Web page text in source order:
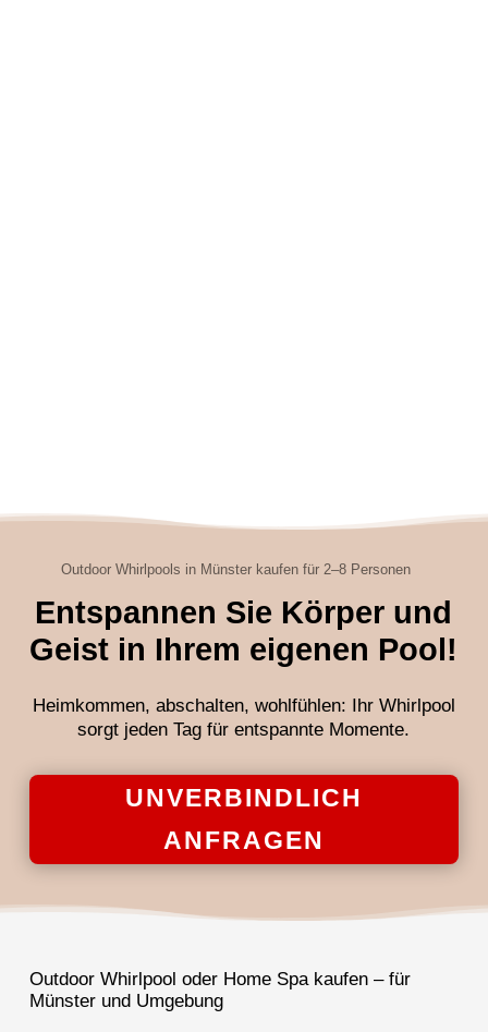
Outdoor Whirlpools in Münster kaufen für 2–8 Personen
Entspannen Sie Körper und
Geist in Ihrem eigenen Pool!
Heimkommen, abschalten, wohlfühlen: Ihr Whirlpool
sorgt jeden Tag für entspannte Momente.
UNVERBINDLICH
ANFRAGEN
Outdoor Whirlpool oder Home Spa kaufen – für
Münster und Umgebung